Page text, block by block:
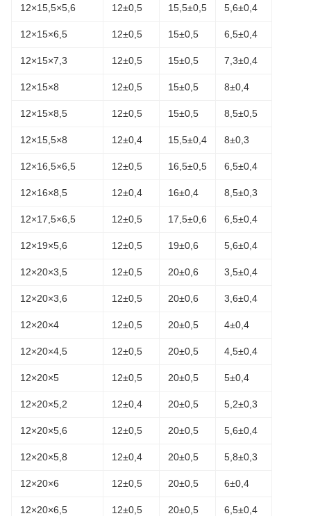
12×15,5×5,6 12±0,5 15,5±0,5 5,6±0,4
12×15×6,5 12±0,5 15±0,5 6,5±0,4
12×15×7,3 12±0,5 15±0,5 7,3±0,4
12×15×8 12±0,5 15±0,5 8±0,4
12×15×8,5 12±0,5 15±0,5 8,5±0,5
12×15,5×8 12±0,4 15,5±0,4 8±0,3
12×16,5×6,5 12±0,5 16,5±0,5 6,5±0,4
12×16×8,5 12±0,4 16±0,4 8,5±0,3
12×17,5×6,5 12±0,5 17,5±0,6 6,5±0,4
12×19×5,6 12±0,5 19±0,6 5,6±0,4
12×20×3,5 12±0,5 20±0,6 3,5±0,4
12×20×3,6 12±0,5 20±0,6 3,6±0,4
12×20×4 12±0,5 20±0,5 4±0,4
12×20×4,5 12±0,5 20±0,5 4,5±0,4
12×20×5 12±0,5 20±0,5 5±0,4
12×20×5,2 12±0,4 20±0,5 5,2±0,3
12×20×5,6 12±0,5 20±0,5 5,6±0,4
12×20×5,8 12±0,4 20±0,5 5,8±0,3
12×20×6 12±0,5 20±0,5 6±0,4
12×20×6,5 12±0,5 20±0,5 6,5±0,4